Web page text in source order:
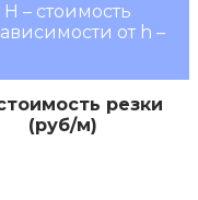
Н – стоимость
от h –
резки
(руб/м)